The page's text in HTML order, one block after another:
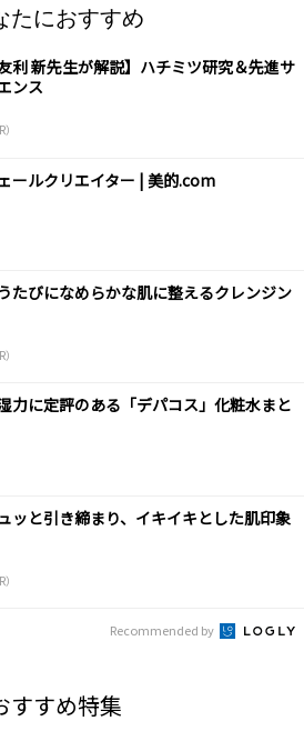
たにおすすめ
友利 新先生が解説】ハチミツ研究＆先進サ
ンス
）
ールクリエイター | 美的.com
たびになめらかな肌に整えるクレンジン
）
力に定評のある「デパコス」化粧水まと
ッと引き締まり、イキイキとした肌印象
）
Recommended by
すすめ特集